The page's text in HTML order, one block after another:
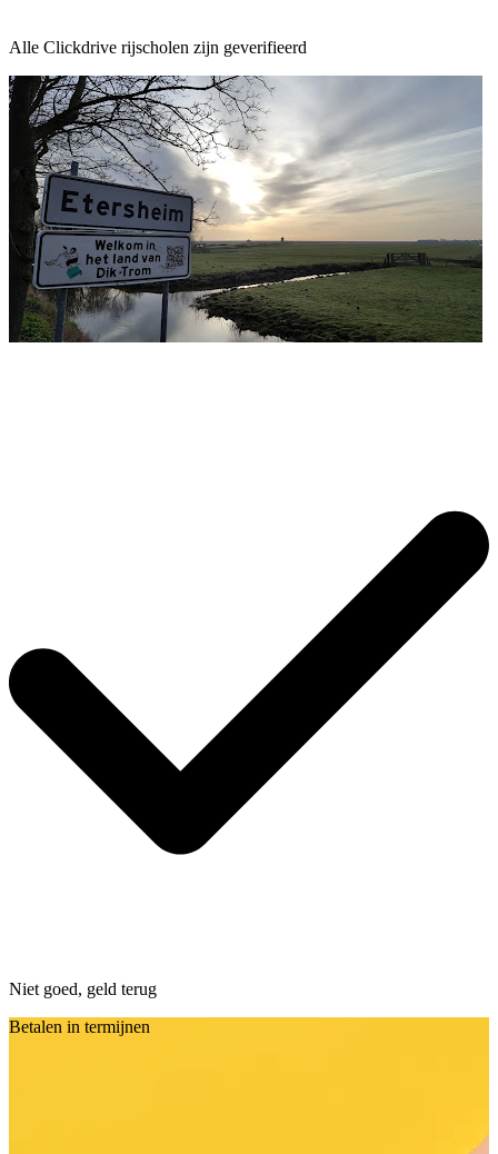
Alle Clickdrive rijscholen zijn geverifieerd
Niet goed, geld terug
Betalen in termijnen